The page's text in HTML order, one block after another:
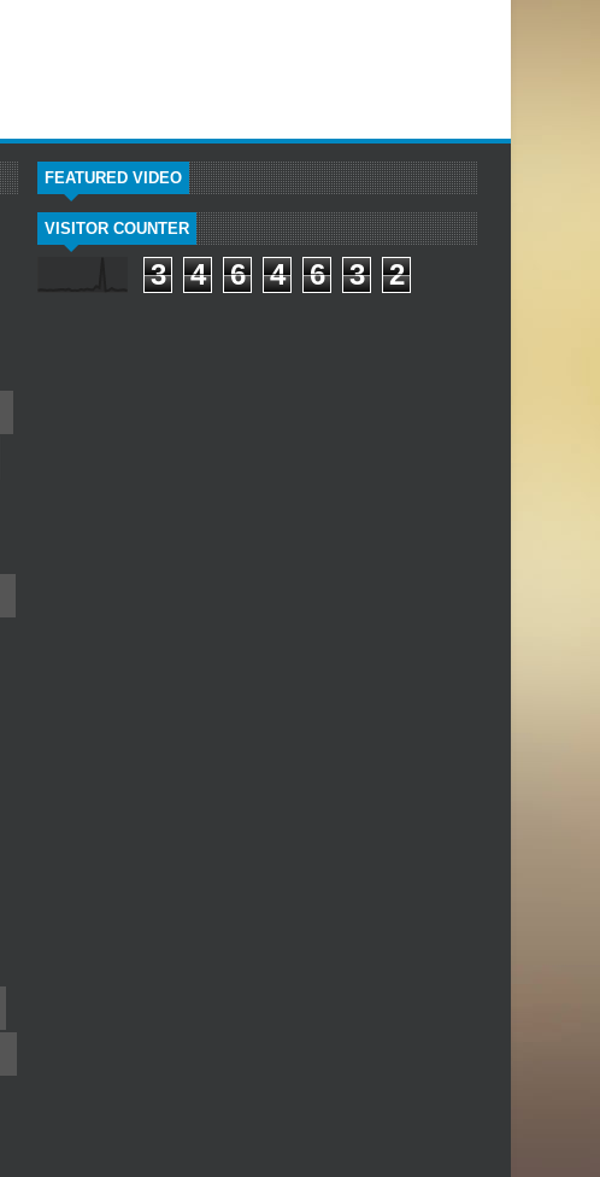
FEATURED VIDEO
VISITOR COUNTER
3 4 6 4 6 3 2